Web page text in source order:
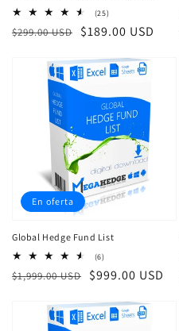
(25)25
totales
Precio
$299.00 USD
Precio
venta
$189.00 USD
Global Hedge Fund List
(6)6
totales
Precio
$1,999.00 USD
Precio
venta
$999.00 USD
En oferta